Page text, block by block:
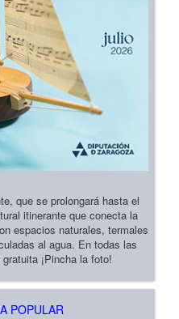
que se prolongará hasta el
itinerante que conecta la
espacios naturales, termales
al agua. En todas las
¡Pincha la foto!
POPULAR